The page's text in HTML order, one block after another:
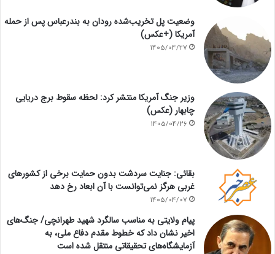
وضعیت پل تخریب‌شده رودان به بندرعباس پس از حمله
آمریکا (+عکس)
1405/04/27
وزیر جنگ آمریکا منتشر کرد: لحظه سقوط برج دریایی
چابهار (عکس)
1405/04/26
بقائی: جنایت سردشت بدون حمایت برخی از کشورهای
غربی هرگز نمی‌توانست با آن ابعاد رخ دهد
1405/04/07
پیام ولایتی به مناسب سالگرد شهید طهرانچی/ جنگ‌های
اخیر نشان داد که خطوط مقدم دفاع ملی، به
آزمایشگاه‌های تحقیقاتی منتقل شده است